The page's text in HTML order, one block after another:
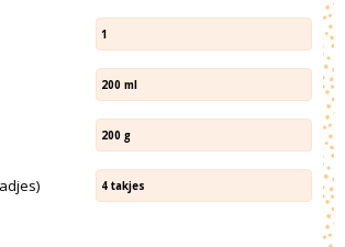
1
200 ml
200 g
4 takjes